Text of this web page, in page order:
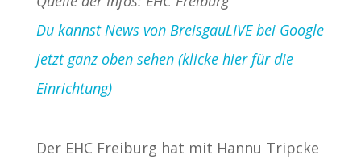
Du kannst News von BreisgauLIVE bei Google
jetzt ganz oben sehen (klicke hier für die
Einrichtung)
Der EHC Freiburg hat mit Hannu Tripcke